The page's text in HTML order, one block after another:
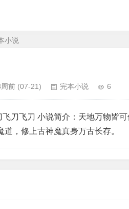
小说
前 (07-21) 完本小说 6
刀飞刀 小说简介：天地万物皆
道，修上古神魔真身万古长存。